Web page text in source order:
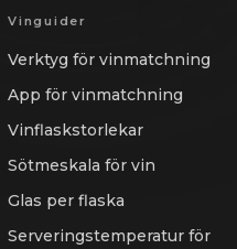
Vinguider
Verktyg för vinmatchning
App för vinmatchning
Vinflaskstorlekar
Sötmeskala för vin
Glas per flaska
Serveringstemperatur för